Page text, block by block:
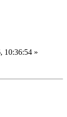
10:36:54 »